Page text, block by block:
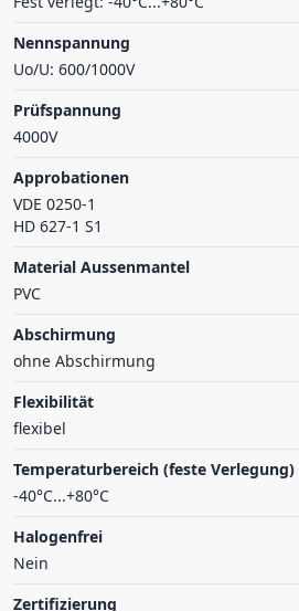
Nennspannung
Uo/U: 600/1000V
Prüfspannung
4000V
Approbationen
VDE 0250-1
HD 627-1 S1
Material Aussenmantel
PVC
Abschirmung
ohne Abschirmung
Flexibilität
flexibel
Temperaturbereich (feste Verlegung)
-40°C...+80°C
Halogenfrei
Nein
Zertifizierung